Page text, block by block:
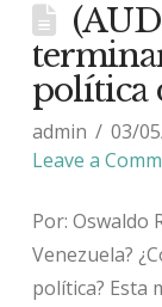
política
admin 03/
Leave a
Por: Oswaldo
Venezuela?
política? Esta